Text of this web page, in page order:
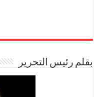
بقلم رئيس التحرير